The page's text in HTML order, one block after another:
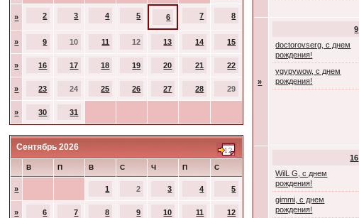
» 2 3 4 5 6 7 8
» 9 10 11 12 13 14 15
» 16 17 18 19 20 21 22
» 23 24 25 26 27 28 29
» 30 31
Сентябрь 2026
В П В С Ч П С
» 1 2 3 4 5
» 6 7 8 9 10 11 12
»
9
doctorovserg, с днем
рождения!
ygypywow, с днем
рождения!
16
WilL G, с днем
рождения!
gimmi, с днем
рождения!